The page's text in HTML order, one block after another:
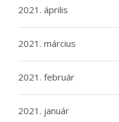
2021. április
2021. március
2021. február
2021. január